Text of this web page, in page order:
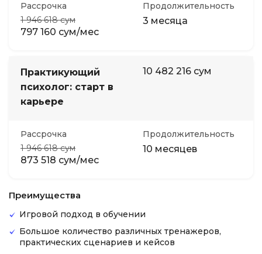
Рассрочка
1 946 618 сум
797 160 сум/мес
Продолжительность
3 месяца
Практикующий
психолог: старт в
карьере
10 482 216 сум
Рассрочка
1 946 618 сум
873 518 сум/мес
Продолжительность
10 месяцев
Преимущества
Игровой подход в обучении
Большое количество различных тренажеров,
практических сценариев и кейсов